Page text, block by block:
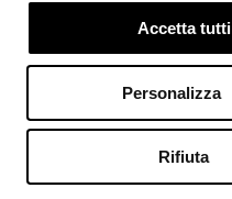
Accetta tutti
Personalizza
Rifiuta